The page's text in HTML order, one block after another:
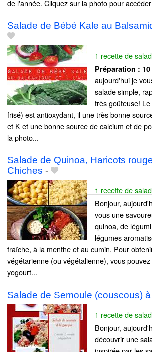
de l'année. Cliquez sur la photo pour
Salade de Bébé Kale au
1 recette de
Préparation :
aujourd'hui je
salade simple,
très goûteuse!
frisé) est antioxydant, il une très bonne
et K et une bonne source de calcium et de
la photo...
Salade de Quinoa, Haricots
Chiches -
1 recette de
Bonjour,
vous une
quinoa, de
légumes
fraîche, à la menthe et au cumin. Pour
végétarienne (ou végétalienne), vous
yogourt...
Salade de Semoule (couscous)
1 recette de
Bonjour,
découvrir une